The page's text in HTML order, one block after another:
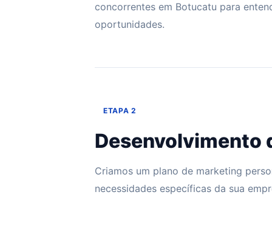
concorrentes em Botucatu para
oportunidades.
ETAPA 2
Desenvolvimento
Criamos um plano de marketing
necessidades específicas da sua